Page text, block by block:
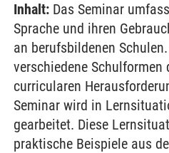
Inhalt: Das Seminar
Sprache und ihren
an berufsbildenen
verschiedene Schulformen
curricularen
Seminar wird in
gearbeitet. Diese
praktische Beispiele aus